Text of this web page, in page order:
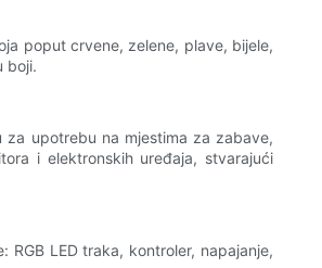
poput crvene, zelene, plave, bijele,
boji.
za upotrebu na mjestima za zabave,
i elektronskih uređaja, stvarajući
LED traka, kontroler, napajanje,